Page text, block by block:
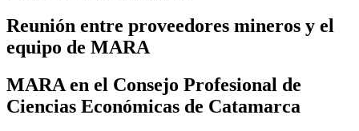
Reunión entre proveedores mineros y el
equipo de MARA
MARA en el Consejo Profesional de
Ciencias Económicas de Catamarca